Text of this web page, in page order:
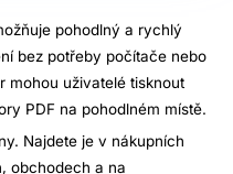
pohodlný a rychlý
bez potřeby počítače nebo
mohou uživatelé tisknout
PDF na pohodlném místě.
Najdete je v nákupních
obchodech a na